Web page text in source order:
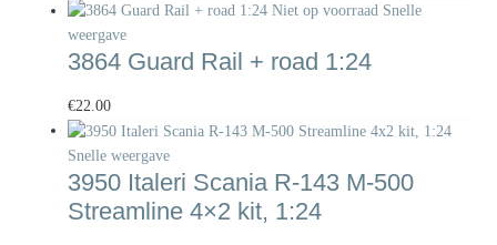
Niet op voorraad Snelle
weergave
3864 Guard Rail + road 1:24
€22.00
Snelle weergave
3950 Italeri Scania R-143 M-500
Streamline 4×2 kit, 1:24